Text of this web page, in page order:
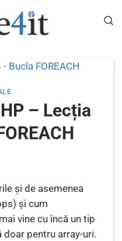
– Lecția
și de asemenea
și cum
vine cu încă un tip
pentru array-uri.